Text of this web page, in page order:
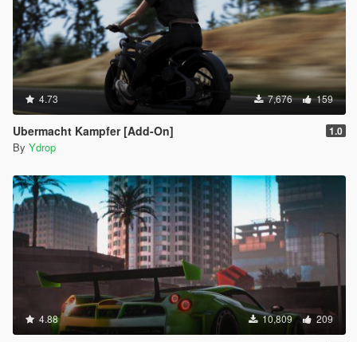
4.73 7,676 159
Ubermacht Kampfer [Add-On] 1.0
By Ydrop
4.88 10,809 209